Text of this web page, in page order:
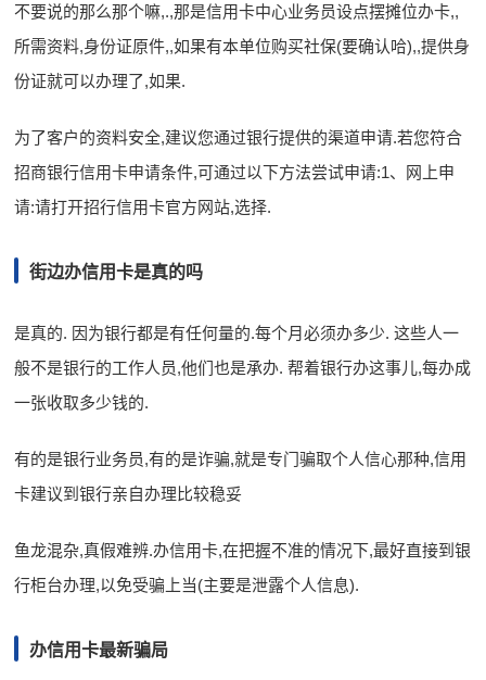
不要说的那么那个嘛,.,那是信用卡中心业务员设点摆摊位办卡,,
所需资料,身份证原件,,如果有本单位购买社保(要确认哈),,提供身
份证就可以办理了,如果.
为了客户的资料安全,建议您通过银行提供的渠道申请.若您符合
招商银行信用卡申请条件,可通过以下方法尝试申请:1、网上申
请:请打开招行信用卡官方网站,选择.
街边办信用卡是真的吗
是真的. 因为银行都是有任何量的.每个月必须办多少. 这些人一
般不是银行的工作人员,他们也是承办. 帮着银行办这事儿,每办成
一张收取多少钱的.
有的是银行业务员,有的是诈骗,就是专门骗取个人信心那种,信用
卡建议到银行亲自办理比较稳妥
鱼龙混杂,真假难辨.办信用卡,在把握不准的情况下,最好直接到银
行柜台办理,以免受骗上当(主要是泄露个人信息).
办信用卡最新骗局